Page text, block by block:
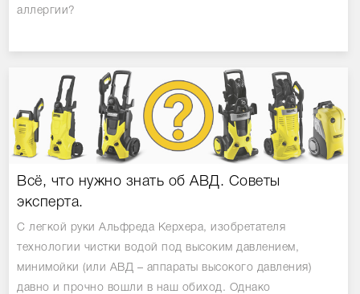
аллергии?
Всё, что нужно знать об АВД. Советы
эксперта.
С легкой руки Альфреда Керхера, изобретателя
технологии чистки водой под высоким давлением,
минимойки (или АВД – аппараты высокого давления)
давно и прочно вошли в наш обиход. Однако